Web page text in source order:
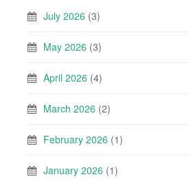
July 2026 (3)
May 2026 (3)
April 2026 (4)
March 2026 (2)
February 2026 (1)
January 2026 (1)